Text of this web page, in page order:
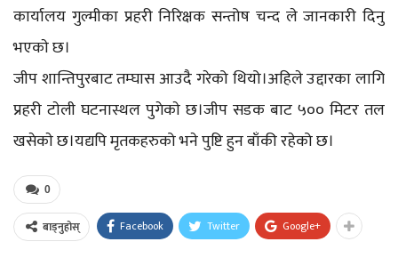
कार्यालय गुल्मीका प्रहरी निरिक्षक सन्तोष चन्द ले जानकारी दिनु
भएकाे छ।
जीप शान्तिपुरबाट तम्घास आउदै गरेको थियो।अहिले उद्दारका लागि
प्रहरी टाेली घटनास्थल पुगेकाे छ।जीप सडक बाट ५०० मिटर तल
खसेकाे छ।यद्यपि मृतकहरुको भने पुष्टि हुन बाँकी रहेको छ।
0
बाड्नुहोस् Facebook Twitter Google+